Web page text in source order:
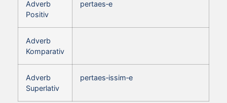
Adverb
Positiv
pertaes‑e
Adverb
Komparativ
Adverb
Superlativ
pertaes‑issim‑e